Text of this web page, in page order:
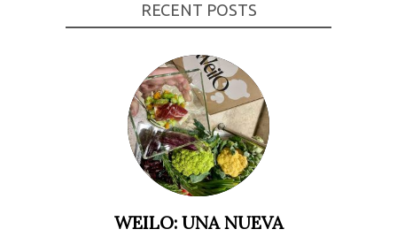
RECENT POSTS
WEILO: UNA NUEVA
de la web.